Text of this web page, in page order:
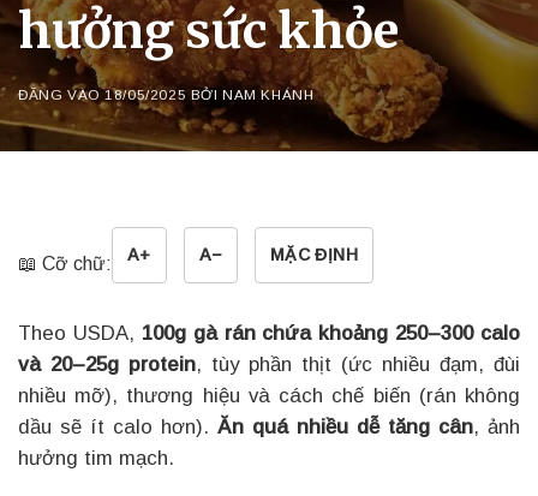
hưởng sức khỏe
ĐĂNG VÀO18/05/2025 BỞINAM KHÁNH
📖 Cỡ chữ: A+ A− MẶC ĐỊNH
Theo USDA, 100g gà rán chứa khoảng 250–300 calo
và 20–25g protein, tùy phần thịt (ức nhiều đạm, đùi
nhiều mỡ), thương hiệu và cách chế biến (rán không
dầu sẽ ít calo hơn). Ăn quá nhiều dễ tăng cân, ảnh
hưởng tim mạch.